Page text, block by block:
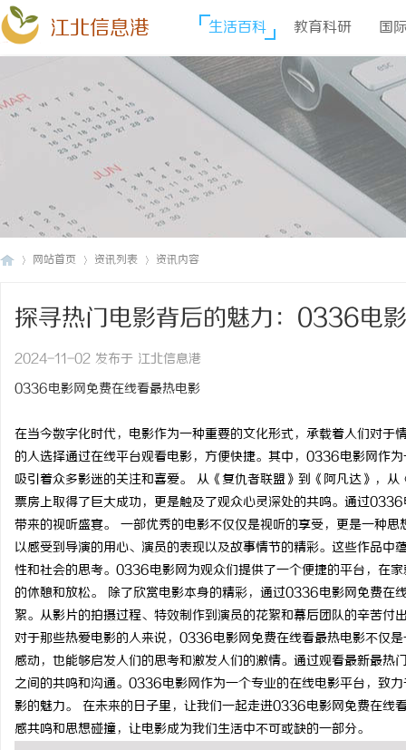
江北信息港 生活百科 教育科研 国
网站首页 资讯列表 资讯内容
探寻热门电影背后的魅力：0336电
2024-11-02 发布于 江北信息港
0336电影网免费在线看最热电影
在当今数字化时代，电影作为一种重要的文化形式，承载着人们对
的人选择通过在线平台观看电影，方便快捷。其中，0336电影网作
吸引着众多影迷的关注和喜爱。 从《复仇者联盟》到《阿凡达》，
票房上取得了巨大成功，更是触及了观众心灵深处的共鸣。通过
带来的视听盛宴。 一部优秀的电影不仅仅是视听的享受，更是一种
以感受到导演的用心、演员的表现以及故事情节的精彩。这些作品
性和社会的思考。0336电影网为观众们提供了一个便捷的平台，在
的休憩和放松。 除了欣赏电影本身的精彩，通过0336电影网免费在
絮。从影片的拍摄过程、特效制作到演员的花絮和幕后团队的辛苦
对于那些热爱电影的人来说，0336电影网免费在线看最热电影不仅
感动，也能够启发人们的思考和激发人们的激情。通过观看最新最
之间的共鸣和沟通。0336电影网作为一个专业的在线电影平台，致
影的魅力。 在未来的日子里，让我们一起走进0336电影网免费在线
感共鸣和思想碰撞，让电影成为我们生活中不可或缺的一部分。